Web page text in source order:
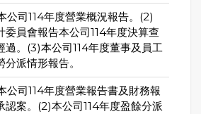
公司114年度營業概況報告。(2)
委員會報告本公司114年度決算查
過。(3)本公司114年度董事及員工
分派情形報告。
公司114年度營業報告書及財務報
認案。(2)本公司114年度盈餘分派